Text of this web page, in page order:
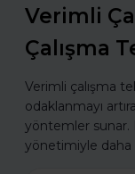
Verimli
Çalışma
Verimli çalışma
odaklanmayı
yöntemler sunar.
yönetimiyle daha